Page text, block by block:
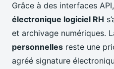
Grâce à des interfaces API,
électronique logiciel RH
et archivage numériques.
personnelles reste une
agréé signature